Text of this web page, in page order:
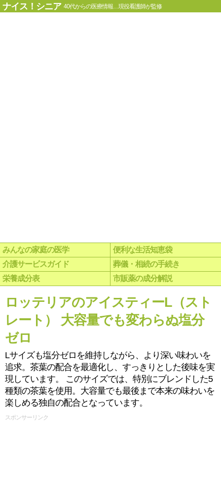
ナイス！シニア 40代からの医療情報…現役看護師が監修
みんなの家庭の医学
便利な生活知恵袋
介護サービスガイド
葬儀・相続の手続き
栄養成分表
市販薬の成分解説
ロッテリアのアイスティーL（スト
レート） 大容量でも変わらぬ塩分
ゼロ
Lサイズも塩分ゼロを維持しながら、より深い味わいを
追求。茶葉の配合を最適化し、すっきりとした後味を実
現しています。 このサイズでは、特別にブレンドした5
種類の茶葉を使用。大容量でも最後まで本来の味わいを
楽しめる独自の配合となっています。
スポンサーリンク